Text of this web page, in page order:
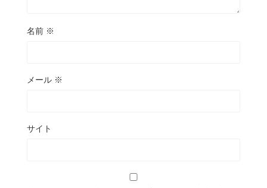
名前 ※
メール ※
サイト